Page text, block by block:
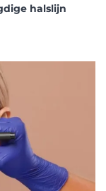
halslijn